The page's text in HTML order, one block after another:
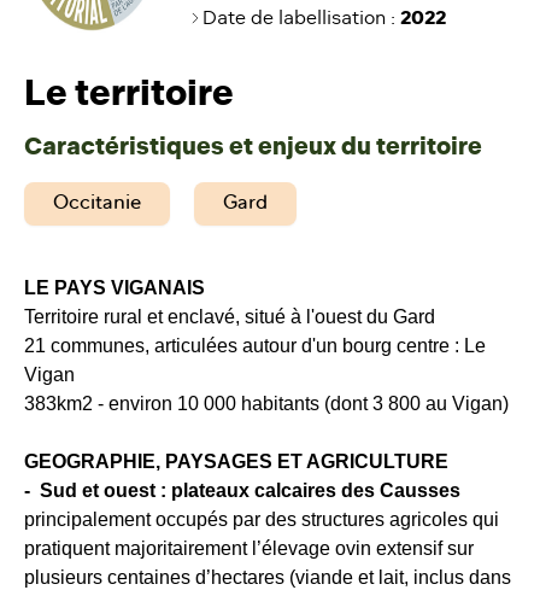
Date de labellisation : 2022
Le territoire
Caractéristiques et enjeux du territoire
Occitanie Gard
LE PAYS VIGANAIS
Territoire rural et enclavé, situé à l'ouest du Gard
21 communes, articulées autour d'un bourg centre : Le
Vigan
383km2 - environ 10 000 habitants (dont 3 800 au Vigan)
GEOGRAPHIE, PAYSAGES ET AGRICULTURE
- Sud et ouest : plateaux calcaires des Causses
principalement occupés par des structures agricoles qui
pratiquent majoritairement l’élevage ovin extensif sur
plusieurs centaines d’hectares (viande et lait, inclus dans